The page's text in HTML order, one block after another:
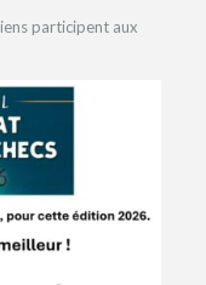
participent aux